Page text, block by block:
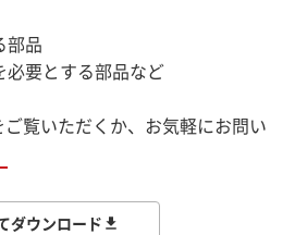
部品
要とする部品など
覧いただくか、お気軽にお問い
ダウンロード